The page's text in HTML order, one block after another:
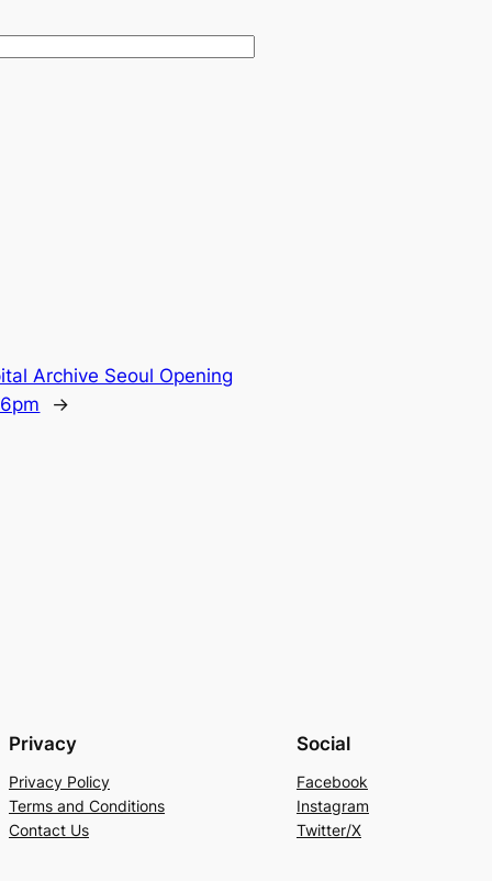
Archive Seoul Opening
→
Privacy
Privacy Policy
Terms and Conditions
Contact Us
Social
Facebook
Instagram
Twitter/X